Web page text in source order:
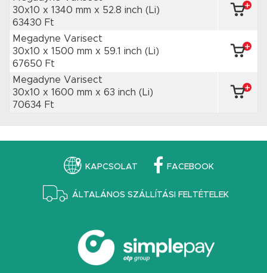
30x10 x 1340 mm x 52.8 inch (Li)
63430 Ft
Megadyne Varisect
30x10 x 1500 mm x 59.1 inch (Li)
67650 Ft
Megadyne Varisect
30x10 x 1600 mm x 63 inch (Li)
70634 Ft
KAPCSOLAT FACEBOOK
ÁLTALÁNOS SZÁLLÍTÁSI FELTÉTELEK